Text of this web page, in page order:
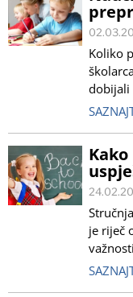
Koliko
dobijali
je riječ